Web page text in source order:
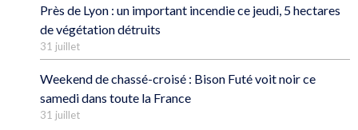
Près de Lyon : un important incendie ce jeudi, 5 hectares
de végétation détruits
31 juillet
Weekend de chassé-croisé : Bison Futé voit noir ce
samedi dans toute la France
31 juillet